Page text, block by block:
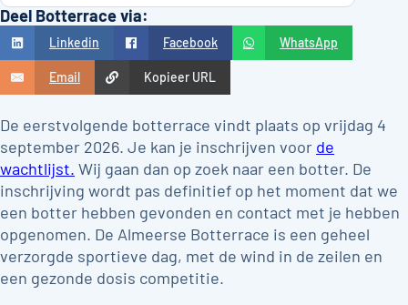
Deel Botterrace via:
Linkedin Facebook WhatsApp
Email Kopieer URL
De eerstvolgende botterrace vindt plaats op vrijdag 4
september 2026. Je kan je inschrijven voor de
wachtlijst. Wij gaan dan op zoek naar een botter. De
inschrijving wordt pas definitief op het moment dat we
een botter hebben gevonden en contact met je hebben
opgenomen. De Almeerse Botterrace is een geheel
verzorgde sportieve dag, met de wind in de zeilen en
een gezonde dosis competitie.